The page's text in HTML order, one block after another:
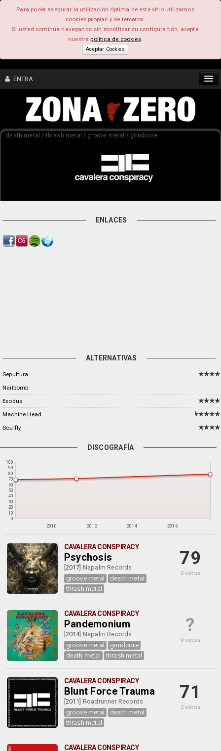
Para poder asegurar la utilización óptima de este sitio utilizamos
cookies propias y de terceros.
Si usted continúa navegando sin modificar su configuración, acepta
nuestrapolítica de cookies.
Aceptar Cookies
ENTRA
CONTENIDO
death metal / thrash metal / groove metal / grindcore
ENLACES
ALTERNATIVAS
Sepultura
Nailbomb
Exodus
Machine Head
Soulfly
DISCOGRAFÍA
2010 2012 2014 2016
0
10
20
30
40
50
60
70
80
90
100
CAVALERA CONSPIRACY
Psychosis
[2017] Napalm Records
groove metal
death metal
thrash metal
79
2 votos
CAVALERA CONSPIRACY
Pandemonium
[2014] Napalm Records
groove metal
grindcore
death metal
thrash metal
?
0 votos
CAVALERA CONSPIRACY
Blunt Force Trauma
[2011] Roadrunner Records
groove metal
death metal
thrash metal
71
2 votos
CAVALERA CONSPIRACY